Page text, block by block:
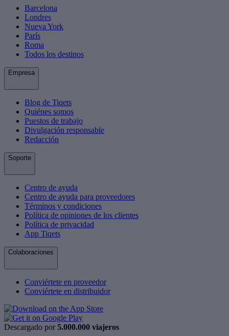
Barcelona
Londres
Nueva York
París
Roma
Todos los destinos
Empresa
Blog de Tiqets
Quiénes somos
Puestos de trabajo
Divulgación responsable
Redacción
Soporte
Centro de ayuda
Centro de ayuda para proveedores
Términos y condiciones
Política de opiniones de los clientes
Política de privacidad
App Tiqets
Colaboraciones
Conviértete en proveedor
Conviértete en distribuidor
Descargado por 5.000.000 viajeros